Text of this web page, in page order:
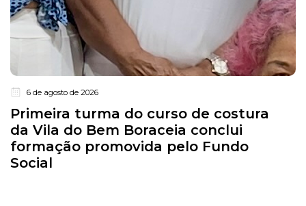
6 de agosto de 2026
Primeira turma do curso de costura
da Vila do Bem Boraceia conclui
formação promovida pelo Fundo
Social